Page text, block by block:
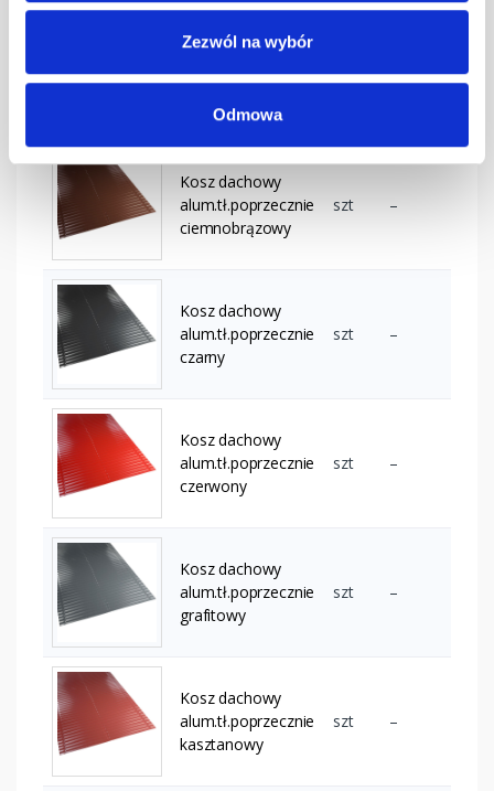
Zezwól na wybór
Odmowa
Kosz dachowy
alum.tł.poprzecznie
szt –
Kosz dachowy
alum.tł.poprzecznie
ciemnobrązowy
szt –
Kosz dachowy
alum.tł.poprzecznie
czarny
szt –
Kosz dachowy
alum.tł.poprzecznie
czerwony
szt –
Kosz dachowy
alum.tł.poprzecznie
grafitowy
szt –
Kosz dachowy
alum.tł.poprzecznie
kasztanowy
szt –